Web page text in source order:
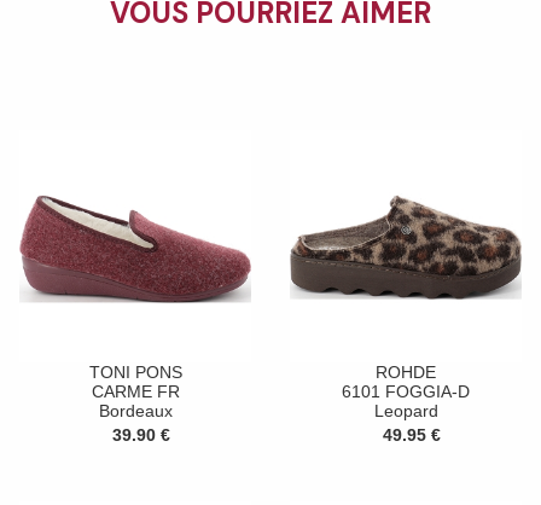
VOUS POURRIEZ AIMER
TONI PONS
CARME FR
Bordeaux
39.90 €
ROHDE
6101 FOGGIA-D
Leopard
49.95 €